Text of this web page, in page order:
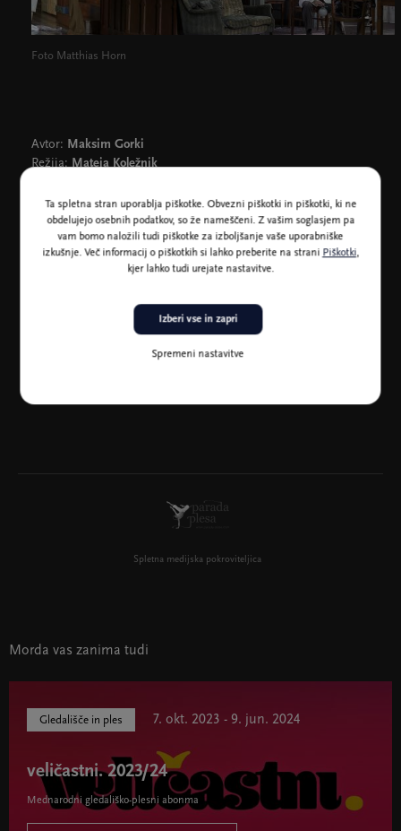
Foto Matthias Horn
Avtor: Maksim Gorki
Režija: Mateja Koležnik
Igrajo:Anna Blomeier, Jele Brückner, Konstantin Bühler,
Christoph Lux, Christian Paul, Taner Yen, Meral Pektaş, Marta
Grabski, Tim Brockmann, Anna Trier, Guy Clemens, Dominik
Moog, Anne Rietmeijer, Alexander Wertmann, Amelie
Spletna medijska pokroviteljica
Morda vas zanima tudi
Gledališče in ples 7. okt. 2023 - 9. jun. 2024
veličastni. 2023/24
Mednarodni gledališko-plesni abonma
Ta spletna stran uporablja piškotke. Obvezni piškotki in piškotki, ki ne
obdelujejo osebnih podatkov, so že nameščeni. Z vašim soglasjem pa
vam bomo naložili tudi piškotke za izboljšanje vaše uporabniške
izkušnje. Več informacij o piškotkih si lahko preberite na strani Piškotki,
kjer lahko tudi urejate nastavitve.
Spremeni nastavitve
Izberi vse in zapri